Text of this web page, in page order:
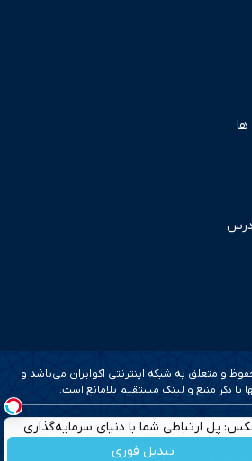
پل ارتباطی شما با دنیای سرمایه‌گذاری
دیجیتال
تبدیل فوری
و متعلق به شبکه اینترنتی اکوایران می‌باشد و
با ذکر منبع و لینک مستقیم بلامانع است.
آسام